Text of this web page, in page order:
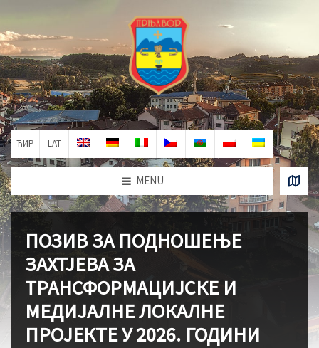
ЋИР LAT
MENU
ПОЗИВ ЗА ПОДНОШЕЊЕ
ЗАХТЈЕВА ЗА
ТРАНСФОРМАЦИЈСКЕ И
МЕДИЈАЛНЕ ЛОКАЛНЕ
ПРОЈЕКТЕ У 2026. ГОДИНИ